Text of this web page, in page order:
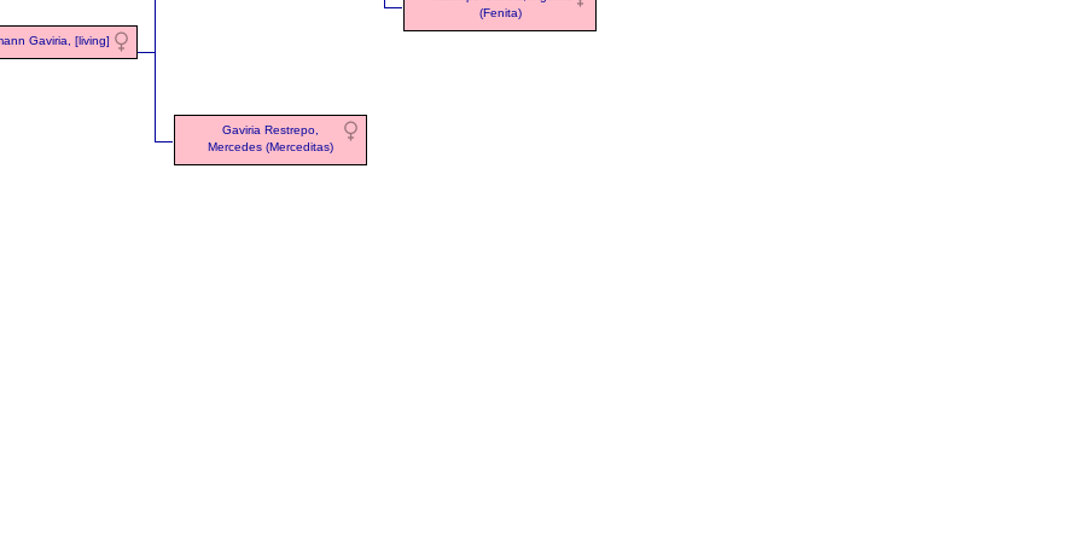
Gaviria, [living]
(Fenita)
Gaviria Restrepo,
Mercedes (Merceditas)